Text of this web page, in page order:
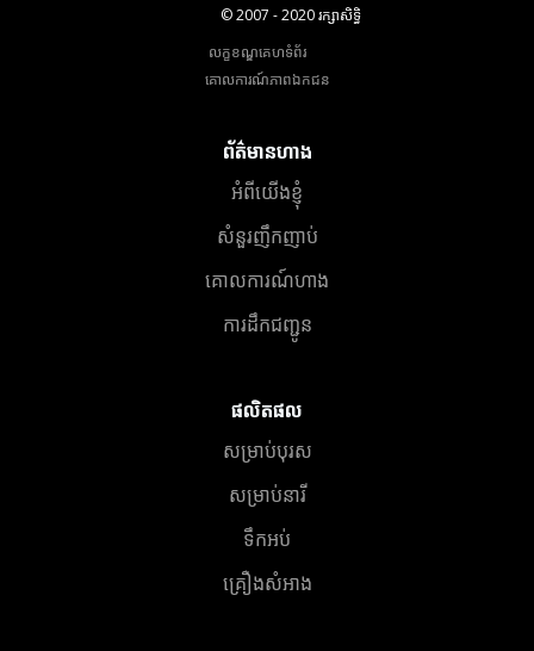
© 2007 - 2020 រក្សាសិទ្ធិ
លក្ខខណ្ឌគេហទំព័រ
គោលការណ៍​ភាព​ឯកជន
ព័ត៌មានហាង
អំពីយើងខ្ញុំ
សំនួរញឹកញាប់
គោលការណ៍ហាង
ការដឹកជញ្ជូន
ផលិតផល
សម្រាប់បុរស
សម្រាប់នារី
ទឹកអប់
គ្រឿងសំអាង